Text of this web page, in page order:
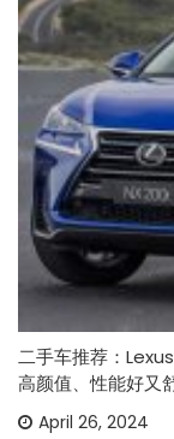
二手车推荐：
高颜值、性能好又
April 26, 2024